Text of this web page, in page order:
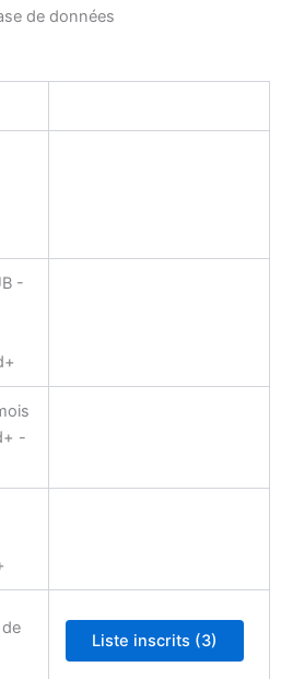
de données
-
-